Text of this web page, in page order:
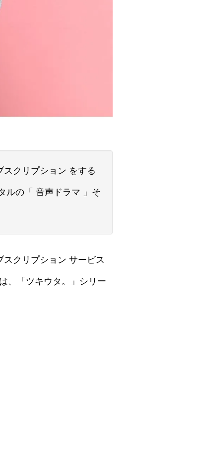
クリプション をする
ルの「 音声ドラマ 」そ
クリプション サービス
、「ツキウタ。」シリー